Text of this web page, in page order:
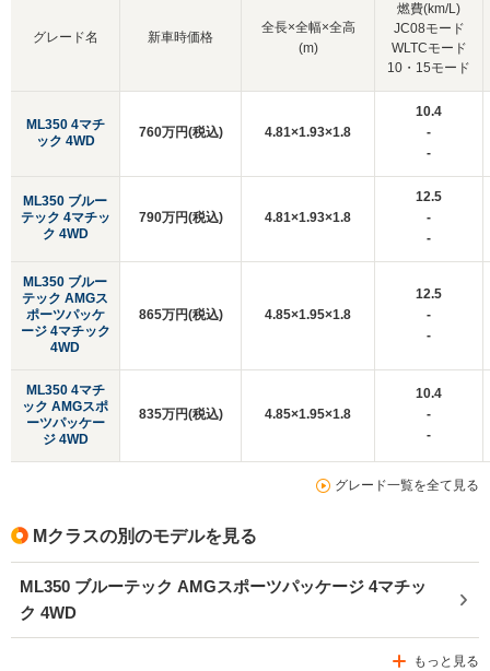
グレード名
ML350 4マチ
ック 4WD
ML350 ブルー
テック 4マチッ
ク 4WD
ML350 ブルー
テック AMGス
ポーツパッケ
ージ 4マチック
4WD
ML350 4マチ
ック AMGスポ
ーツパッケー
ジ 4WD
新車時価格
全長×全幅×全高
(m)
燃費(km/L)
JC08モード
WLTCモード
10・15モード
760万円(税込) 4.81×1.93×1.8
10.4
-
-
790万円(税込) 4.81×1.93×1.8
12.5
-
-
865万円(税込) 4.85×1.95×1.8
12.5
-
-
835万円(税込) 4.85×1.95×1.8
10.4
-
-
グレード一覧を全て見る
Mクラスの別のモデルを見る
ML350 ブルーテック AMGスポーツパッケージ 4マチッ
ク 4WD
もっと見る